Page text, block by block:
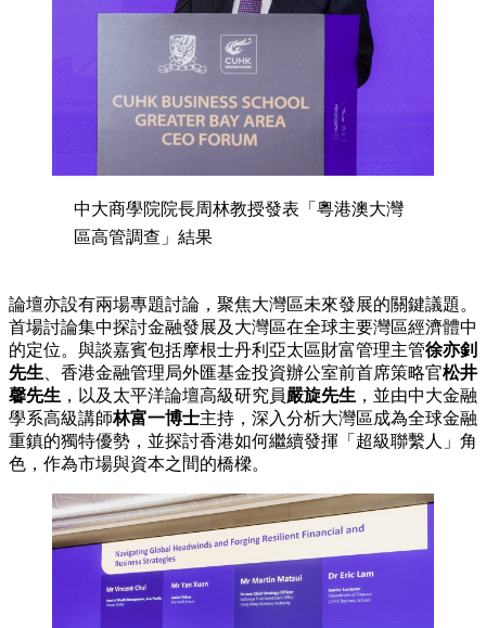
中大商學院院長周林教授發表「粵港澳大灣
區高管調查」結果
論壇亦設有兩場專題討論，聚焦大灣區未來發展的關鍵議題。
首場討論集中探討金融發展及大灣區在全球主要灣區經濟體中
的定位。與談嘉賓包括摩根士丹利亞太區財富管理主管徐亦釗
先生 、香港金融管理局外匯基金投資辦公室前首席策略官松井
馨先生 ，以及太平洋論壇高級研究員嚴旋先生 ，並由中大金融
學系高級講師林富一博士主持，深入分析大灣區成為全球金融
重鎮的獨特優勢，並探討香港如何繼續發揮「超級聯繫人」角
色，作為市場與資本之間的橋樑。